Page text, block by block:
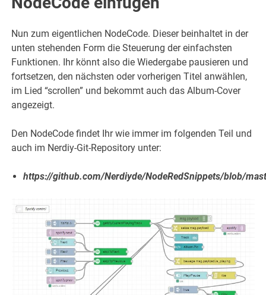
Nun zum eigentlichen NodeCode. Dieser beinhaltet in der
unten stehenden Form die Steuerung der einfachsten
Funktionen. Ihr könnt also die Wiedergabe pausieren und
fortsetzen, den nächsten oder vorherigen Titel anwählen,
im Lied “scrollen” und bekommt auch das Album-Cover
angezeigt.
Den NodeCode findet Ihr wie immer im folgenden Teil und
auch im Nerdiy-Git-Repository unter:
https://github.com/Nerdiyde/NodeRedSnippets/blob/